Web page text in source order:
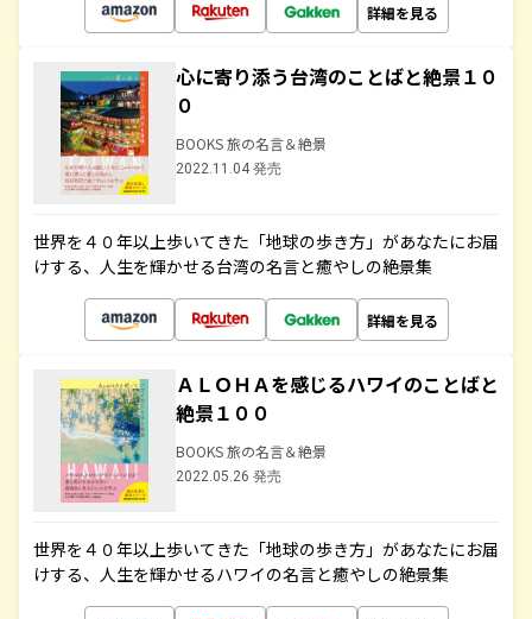
詳細を見る
心に寄り添う台湾のことばと絶景１０
０
BOOKS 旅の名言＆絶景
2022.11.04 発売
世界を４０年以上歩いてきた「地球の歩き方」があなたにお届
けする、人生を輝かせる台湾の名言と癒やしの絶景集
詳細を見る
ＡＬＯＨＡを感じるハワイのことばと
絶景１００
BOOKS 旅の名言＆絶景
2022.05.26 発売
世界を４０年以上歩いてきた「地球の歩き方」があなたにお届
けする、人生を輝かせるハワイの名言と癒やしの絶景集